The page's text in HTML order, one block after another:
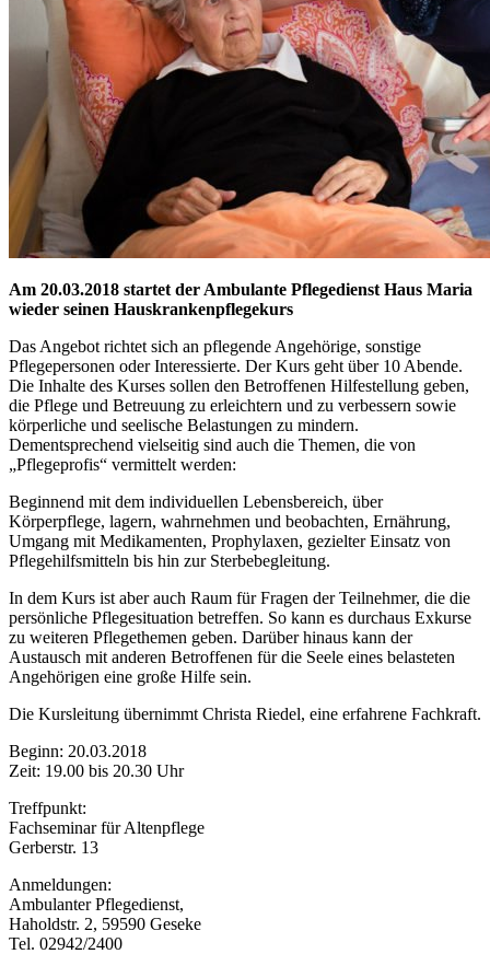
Am 20.03.2018 startet der Ambulante Pflegedienst Haus Maria
wieder seinen Hauskrankenpflegekurs
Das Angebot richtet sich an pflegende Angehörige, sonstige
Pflegepersonen oder Interessierte. Der Kurs geht über 10 Abende.
Die Inhalte des Kurses sollen den Betroffenen Hilfestellung geben,
die Pflege und Betreuung zu erleichtern und zu verbessern sowie
körperliche und seelische Belastungen zu mindern.
Dementsprechend vielseitig sind auch die Themen, die von
„Pflegeprofis“ vermittelt werden:
Beginnend mit dem individuellen Lebensbereich, über
Körperpflege, lagern, wahrnehmen und beobachten, Ernährung,
Umgang mit Medikamenten, Prophylaxen, gezielter Einsatz von
Pflegehilfsmitteln bis hin zur Sterbebegleitung.
In dem Kurs ist aber auch Raum für Fragen der Teilnehmer, die die
persönliche Pflegesituation betreffen. So kann es durchaus Exkurse
zu weiteren Pflegethemen geben. Darüber hinaus kann der
Austausch mit anderen Betroffenen für die Seele eines belasteten
Angehörigen eine große Hilfe sein.
Die Kursleitung übernimmt Christa Riedel, eine erfahrene Fachkraft.
Beginn: 20.03.2018
Zeit: 19.00 bis 20.30 Uhr
Treffpunkt:
Fachseminar für Altenpflege
Gerberstr. 13
Anmeldungen:
Ambulanter Pflegedienst,
Haholdstr. 2, 59590 Geseke
Tel. 02942/2400